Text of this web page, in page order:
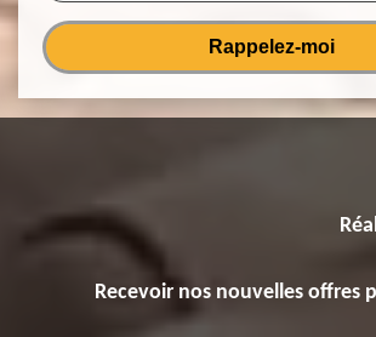
Recevoir nos nouvelles offres